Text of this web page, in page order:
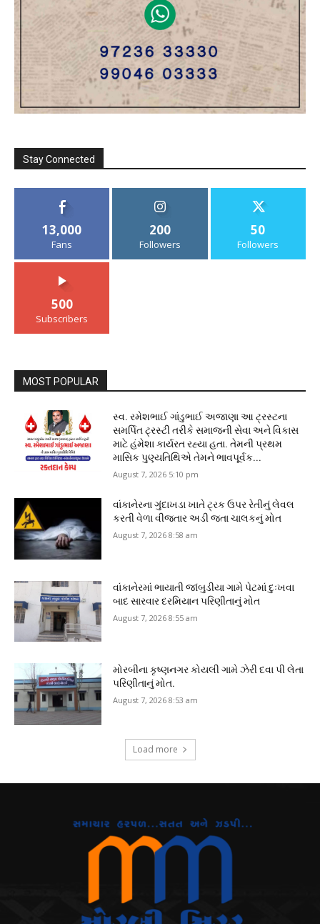
Stay Connected
13,000
Fans
200
Followers
50
Followers
500
Subscribers
MOST POPULAR
સ્વ. રમેશભાઈ ગાંડુભાઈ અજાણા આ ટ્રસ્ટના
સમર્પિત ટ્રસ્ટી તરીકે સમાજની સેવા અને વિકાસ
માટે હંમેશા કાર્યરત રહ્યા હતા. તેમની પ્રથમ
માસિક પુણ્યતિથિએ તેમને ભાવપૂર્વક...
August 7, 2026 5:10 pm
વાંકાનેરના ગુંદાખડા ખાતે ટ્રક ઉપર રેતીનું લેવલ
કરતી વેળા વીજતાર અડી જતા ચાલકનું મોત
August 7, 2026 8:58 am
વાંકાનેરમાં ભાયાતી જાંબુડીયા ગામે પેટમાં દુઃખવા
બાદ સારવાર દરમિયાન પરિણીતાનું મોત
August 7, 2026 8:55 am
મોરબીના કૃષ્ણનગર કોયલી ગામે ઝેરી દવા પી લેતા
પરિણીતાનું મોત.
August 7, 2026 8:53 am
Load more